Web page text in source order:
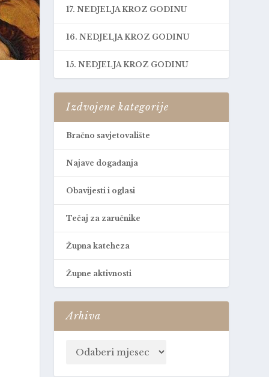
17. NEDJELJA KROZ GODINU
16. NEDJELJA KROZ GODINU
15. NEDJELJA KROZ GODINU
Izdvojene kategorije
Bračno savjetovalište
Najave događanja
Obavijesti i oglasi
Tečaj za zaručnike
Župna kateheza
Župne aktivnosti
Arhiva